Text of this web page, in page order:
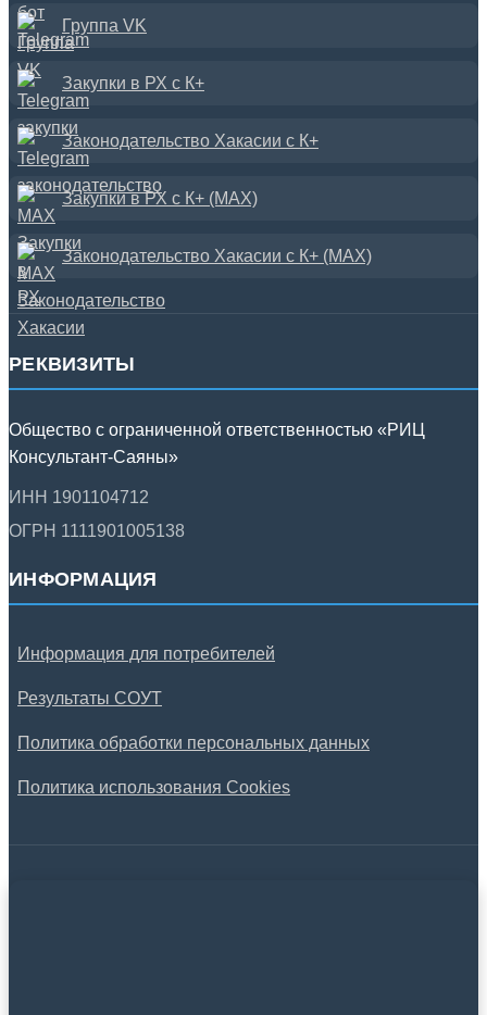
Группа VK
Закупки в РХ с К+
Законодательство Хакасии с К+
Закупки в РХ с К+ (MAX)
Законодательство Хакасии с К+ (MAX)
РЕКВИЗИТЫ
Общество с ограниченной ответственностью «РИЦ
Консультант-Саяны»
ИНН 1901104712
ОГРН 1111901005138
ИНФОРМАЦИЯ
Информация для потребителей
Результаты СОУТ
Политика обработки персональных данных
Политика использования Cookies